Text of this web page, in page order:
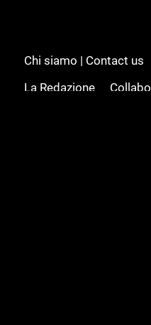
Chi siamo | Contact us
La Redazione